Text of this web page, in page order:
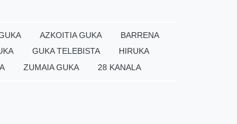
AZKOITIA GUKA
BARRENA
GUKA TELEBISTA
HIRUKA
ZUMAIA GUKA 28 KANALA